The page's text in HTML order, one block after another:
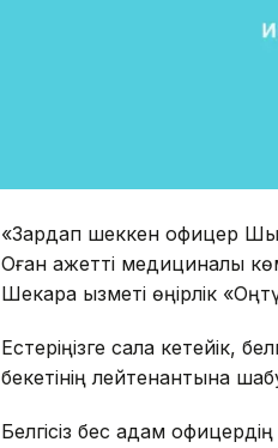
«Зардап шеккен офицер
Оған қажетті медициналық
Шекара қызметі өңірлік
Естеріңізге сала кетейік,
бекетінің лейтенантына
Белгісіз бес адам